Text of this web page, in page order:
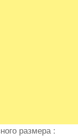
размера :